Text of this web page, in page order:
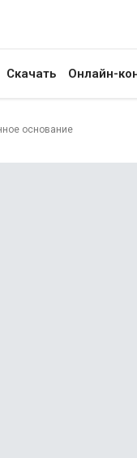
Скачать Онлайн-
основание